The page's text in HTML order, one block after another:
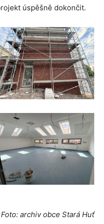
úspěšně dokončit.
Foto: archiv obce Stará Huť